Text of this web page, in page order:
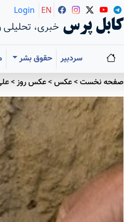
کابل پرس خبری، تحلیلی
Login EN
سردبیر حقوق بشر
صفحه نخست>عکس>عکس روز>